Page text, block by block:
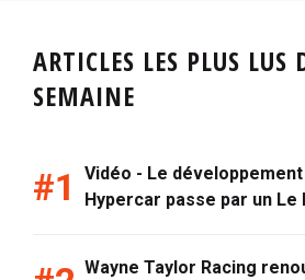
ARTICLES LES PLUS LUS
SEMAINE
Vidéo - Le développement
Hypercar passe par un
Wayne Taylor Racing